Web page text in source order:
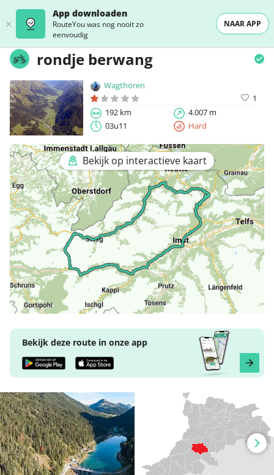
App downloaden
RouteYou was nog nooit zo
eenvoudig
NAAR APP
rondje berwang
Wagthoren
1
192 km
4.007 m
03u11
Hard
Bekijk op interactieve kaart
Bekijk deze route in onze app